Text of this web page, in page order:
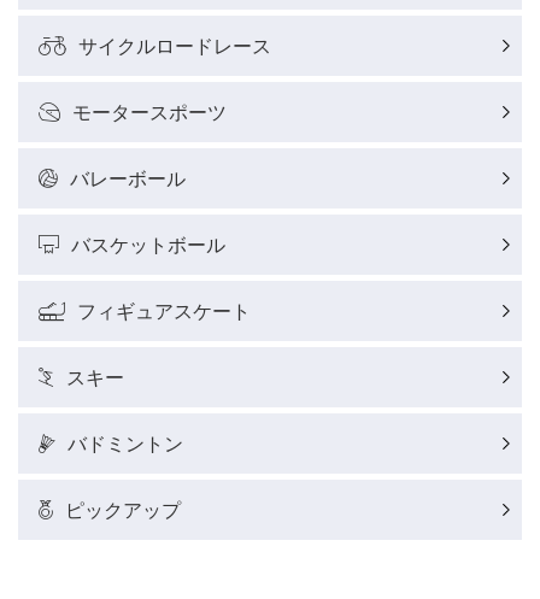
サイクルロードレース
モータースポーツ
バレーボール
バスケットボール
フィギュアスケート
スキー
バドミントン
ピックアップ